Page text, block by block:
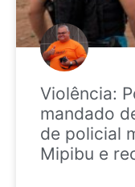
Violência:
mandado
de policial
Mipibu e